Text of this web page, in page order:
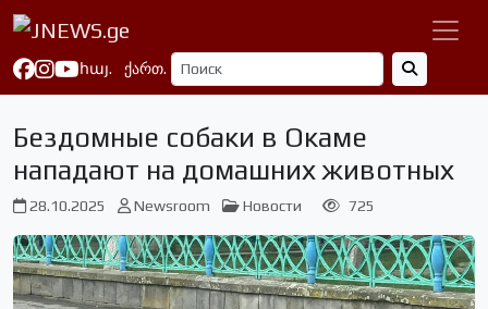
հայ. ქართ.
Бездомные собаки в Окаме
нападают на домашних животных
28.10.2025 Newsroom Новости 725